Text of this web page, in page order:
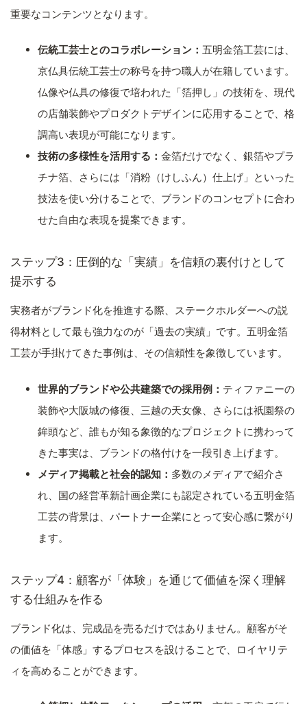
重要なコンテンツとなります。
伝統工芸士とのコラボレーション： 五明金箔工芸には、
京仏具伝統工芸士の称号を持つ職人が在籍しています。
仏像や仏具の修復で培われた「箔押し」の技術を、現代
の店舗装飾やプロダクトデザインに応用することで、格
調高い表現が可能になります。
技術の多様性を活用する： 金箔だけでなく、銀箔やプラ
チナ箔、さらには「消粉（けしふん）仕上げ」といった
技法を使い分けることで、ブランドのコンセプトに合わ
せた自由な表現を提案できます。
ステップ3：圧倒的な「実績」を信頼の裏付けとして
提示する
実務者がブランド化を推進する際、ステークホルダーへの説
得材料として最も強力なのが「過去の実績」です。五明金箔
工芸が手掛けてきた事例は、その信頼性を象徴しています。
世界的ブランドや公共建築での採用例： ティファニーの
装飾や大阪城の修復、三越の天女像、さらには祇園祭の
鉾頭など、誰もが知る象徴的なプロジェクトに携わって
きた事実は、ブランドの格付けを一段引き上げます。
メディア掲載と社会的認知： 多数のメディアで紹介さ
れ、国の経営革新計画企業にも認定されている五明金箔
工芸の背景は、パートナー企業にとって安心感に繋がり
ます。
ステップ4：顧客が「体験」を通じて価値を深く理解
する仕組みを作る
ブランド化は、完成品を売るだけではありません。顧客がそ
の価値を「体感」するプロセスを設けることで、ロイヤリテ
ィを高めることができます。